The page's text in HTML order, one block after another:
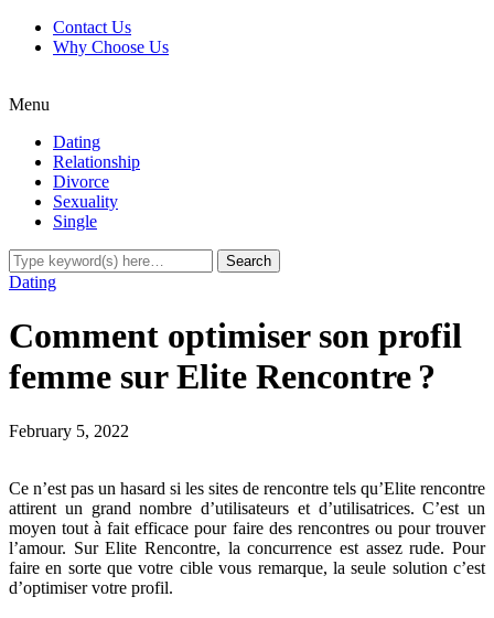
Contact Us
Why Choose Us
Menu
Dating
Relationship
Divorce
Sexuality
Single
Dating
Comment optimiser son profil
femme sur Elite Rencontre ?
February 5, 2022
Ce n’est pas un hasard si les sites de rencontre tels qu’Elite rencontre
attirent un grand nombre d’utilisateurs et d’utilisatrices. C’est un
moyen tout à fait efficace pour faire des rencontres ou pour trouver
l’amour. Sur Elite Rencontre, la concurrence est assez rude. Pour
faire en sorte que votre cible vous remarque, la seule solution c’est
d’optimiser votre profil.